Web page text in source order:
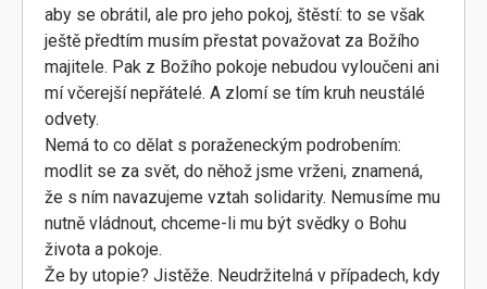
aby se obrátil, ale pro jeho pokoj, štěstí: to se však
ještě předtím musím přestat považovat za Božího
majitele. Pak z Božího pokoje nebudou vyloučeni ani
mí včerejší nepřátelé. A zlomí se tím kruh neustálé
odvety.
Nemá to co dělat s poraženeckým podrobením:
modlit se za svět, do něhož jsme vrženi, znamená,
že s ním navazujeme vztah solidarity. Nemusíme mu
nutně vládnout, chceme-li mu být svědky o Bohu
života a pokoje.
Že by utopie? Jistěže. Neudržitelná v případech, kdy